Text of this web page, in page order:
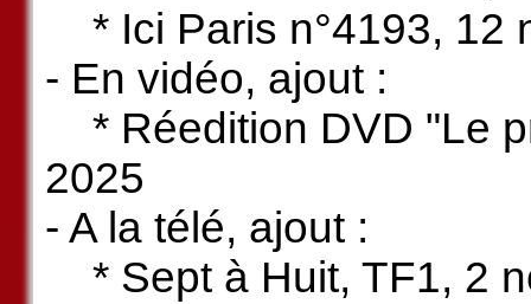
* Ici Paris n°4193, 12
- En vidéo, ajout :
* Réedition DVD "Le
2025
- A la télé, ajout :
* Sept à Huit, TF1, 2